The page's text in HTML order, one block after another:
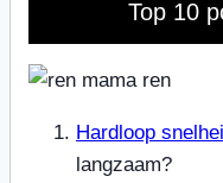
Top 10
Hardloop
langzaam?